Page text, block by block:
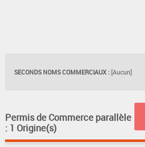
SECONDS NOMS COMMERCIAUX : [Aucun]
Permis de Commerce parallèle
: 1 Origine(s)